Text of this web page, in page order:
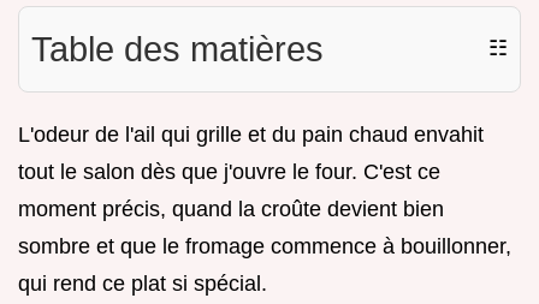
Table des matières ☷
L'odeur de l'ail qui grille et du pain chaud envahit
tout le salon dès que j'ouvre le four. C'est ce
moment précis, quand la croûte devient bien
sombre et que le fromage commence à bouillonner,
qui rend ce plat si spécial.